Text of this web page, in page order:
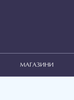
МАГАЗИНИ